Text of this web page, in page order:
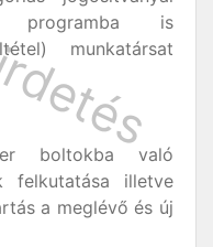
programba is
munkatársat
boltokba való
felkutatása illetve
a meglévő és új